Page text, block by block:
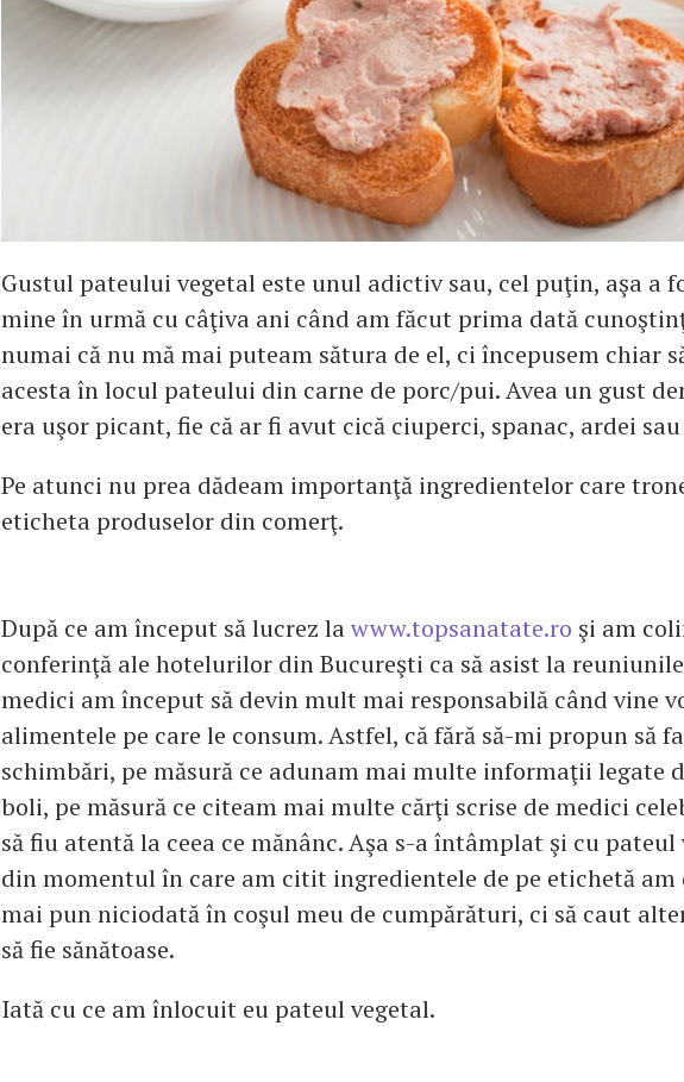
Gustul pateului vegetal este unul adictiv sau, cel puţin, aşa a
mine în urmă cu câţiva ani când am făcut prima dată
numai că nu mă mai puteam sătura de el, ci începusem chiar
acesta în locul pateului din carne de porc/pui. Avea un gust
era uşor picant, fie că ar fi avut cică ciuperci, spanac, ardei
Pe atunci nu prea dădeam importanţă ingredientelor care
eticheta produselor din comerţ.
După ce am început să lucrez lawww.topsanatate.ro şi am
conferinţă ale hotelurilor din Bucureşti ca să asist la
medici am început să devin mult mai responsabilă când vine
alimentele pe care le consum. Astfel, că fără să-mi propun să
schimbări, pe măsură ce adunam mai multe informaţii legate
boli, pe măsură ce citeam mai multe cărţi scrise de medici
să fiu atentă la ceea ce mănânc. Aşa s-a întâmplat şi cu
din momentul în care am citit ingredientele de pe etichetă am
mai pun niciodată în coşul meu de cumpărături, ci să caut
să fie sănătoase.
Iată cu ce am înlocuit eu pateul vegetal.